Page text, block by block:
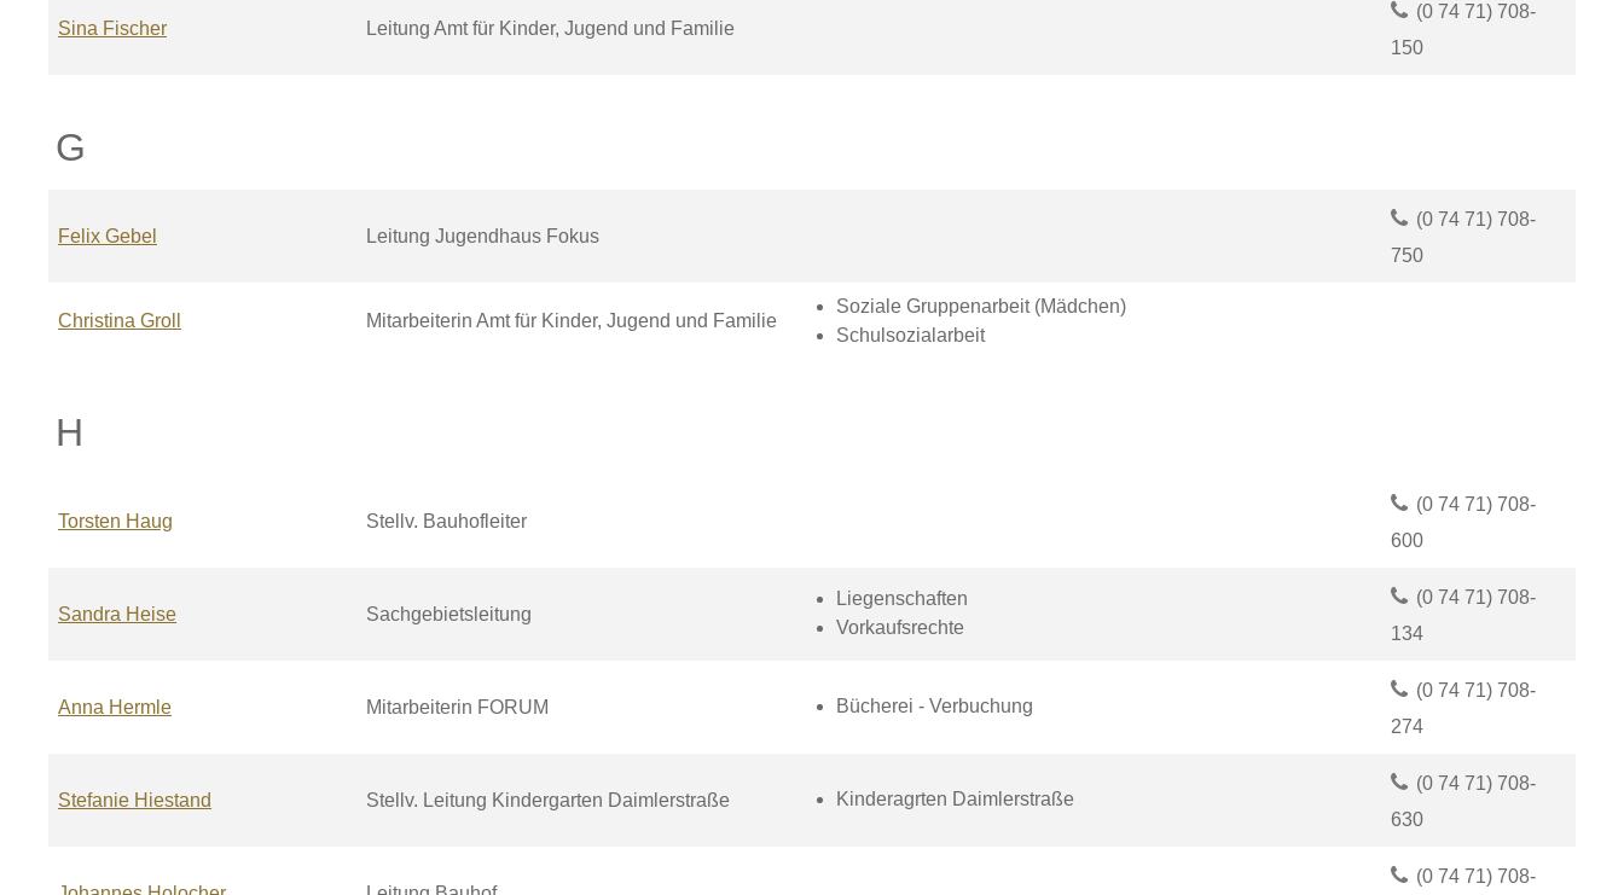
Sina Fischer Leitung Amt für Kinder, Jugend und Familie
(0 74 71) 708-
150
G
Felix Gebel Leitung Jugendhaus Fokus
(0 74 71) 708-
750
Christina Groll Mitarbeiterin Amt für Kinder, Jugend und Familie
Soziale Gruppenarbeit (Mädchen)
Schulsozialarbeit
H
Torsten Haug Stellv. Bauhofleiter
(0 74 71) 708-
600
Sandra Heise Sachgebietsleitung
Liegenschaften
Vorkaufsrechte
(0 74 71) 708-
134
Anna Hermle Mitarbeiterin FORUM Bücherei - Verbuchung
(0 74 71) 708-
274
Stefanie Hiestand Stellv. Leitung Kindergarten Daimlerstraße Kinderagrten Daimlerstraße
(0 74 71) 708-
630
(0 74 71) 708-